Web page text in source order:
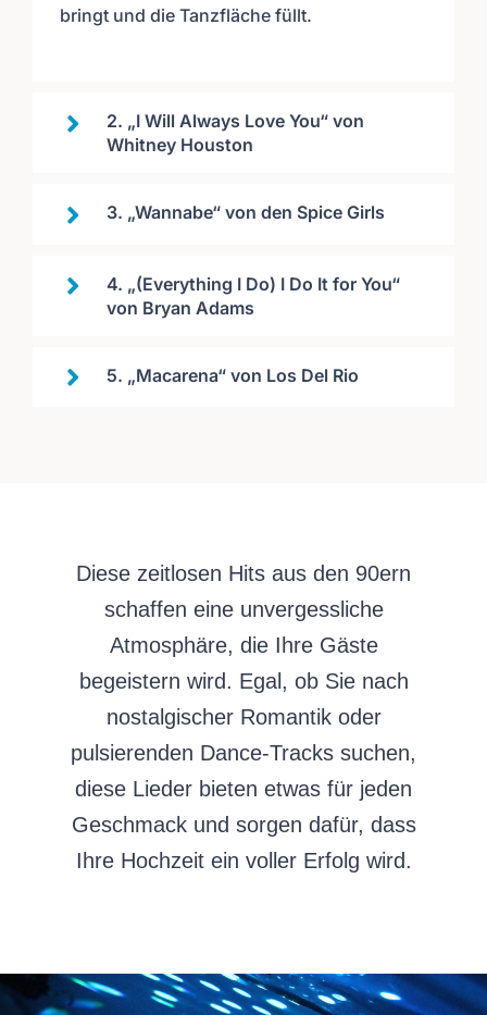
bringt und die Tanzfläche füllt.
2. „I Will Always Love You“ von
Whitney Houston
3. „Wannabe“ von den Spice Girls
4. „(Everything I Do) I Do It for You“
von Bryan Adams
5. „Macarena“ von Los Del Rio
Diese zeitlosen Hits aus den 90ern
schaffen eine unvergessliche
Atmosphäre, die Ihre Gäste
begeistern wird. Egal, ob Sie nach
nostalgischer Romantik oder
pulsierenden Dance-Tracks suchen,
diese Lieder bieten etwas für jeden
Geschmack und sorgen dafür, dass
Ihre Hochzeit ein voller Erfolg wird.